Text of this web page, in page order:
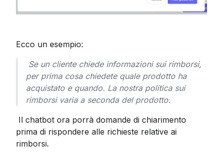
Ecco un esempio:
Se un cliente chiede informazioni sui rimborsi,
per prima cosa chiedete quale prodotto ha
acquistato e quando. La nostra politica sui
rimborsi varia a seconda del prodotto.
prima di rispondere alle richieste relative ai
rimborsi.